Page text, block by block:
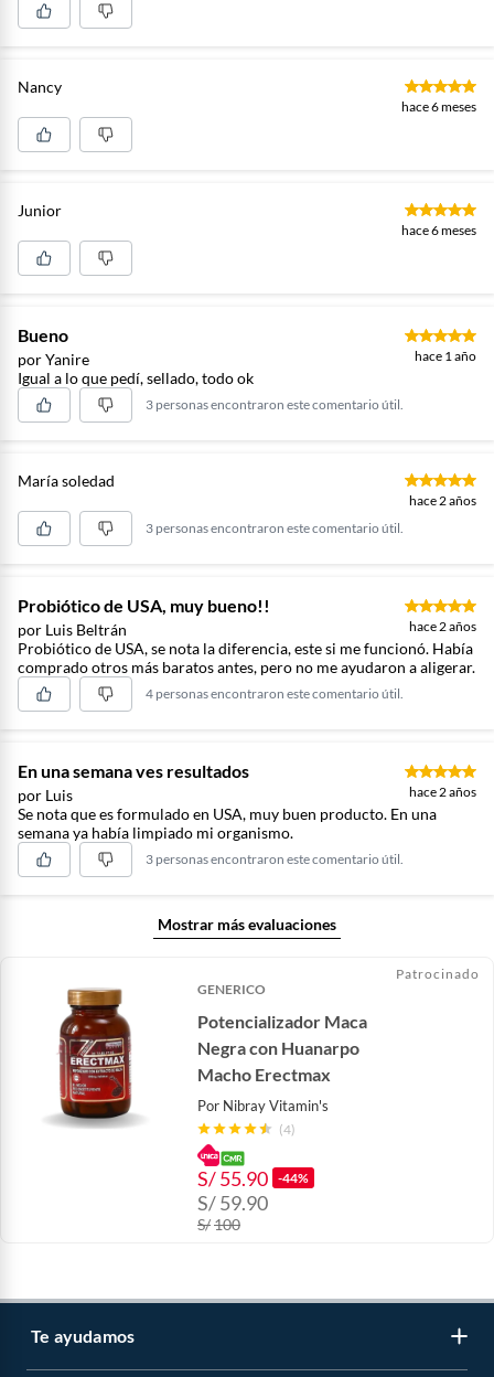
Nancy
hace 6 meses
Junior
hace 6 meses
Bueno
por Yanire hace 1 año
Igual a lo que pedí, sellado, todo ok
3 personas encontraron este comentario útil.
María soledad
hace 2 años
3 personas encontraron este comentario útil.
Probiótico de USA, muy bueno!!
por Luis Beltrán hace 2 años
Probiótico de USA, se nota la diferencia, este si me funcionó. Había
comprado otros más baratos antes, pero no me ayudaron a aligerar.
4 personas encontraron este comentario útil.
En una semana ves resultados
por Luis hace 2 años
Se nota que es formulado en USA, muy buen producto. En una
semana ya había limpiado mi organismo.
3 personas encontraron este comentario útil.
Mostrar más evaluaciones
GENERICO
Potencializador Maca
Negra con Huanarpo
Macho Erectmax
Por Nibray Vitamin's
(4)
S/55.90 -44%
S/59.90
S/100
Patrocinado
Te ayudamos